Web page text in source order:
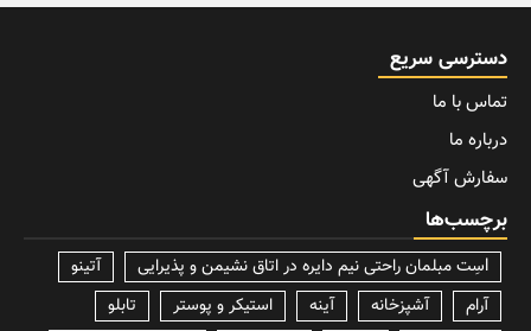
دسترسی سریع
تماس با ما
درباره ما
سفارش آگهی
برچسب‌ها
lسِت مبلمان راحتی نیم دایره در اتاق نشیمن و پذیرایی
آتینو
آرام
آشپزخانه آینه استیکر و پوستر
تابلو